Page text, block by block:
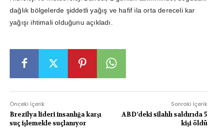
dağlık bölgelerde şiddetli yağış ve hafif ila orta dereceli kar
yağışı ihtimali olduğunu açıkladı.
Önceki İçerik
Brezilya lideri insanlığa karşı
suç işlemekle suçlanıyor
Sonraki İçerik
ABD’deki silahlı saldırıda 5
kişi öldü